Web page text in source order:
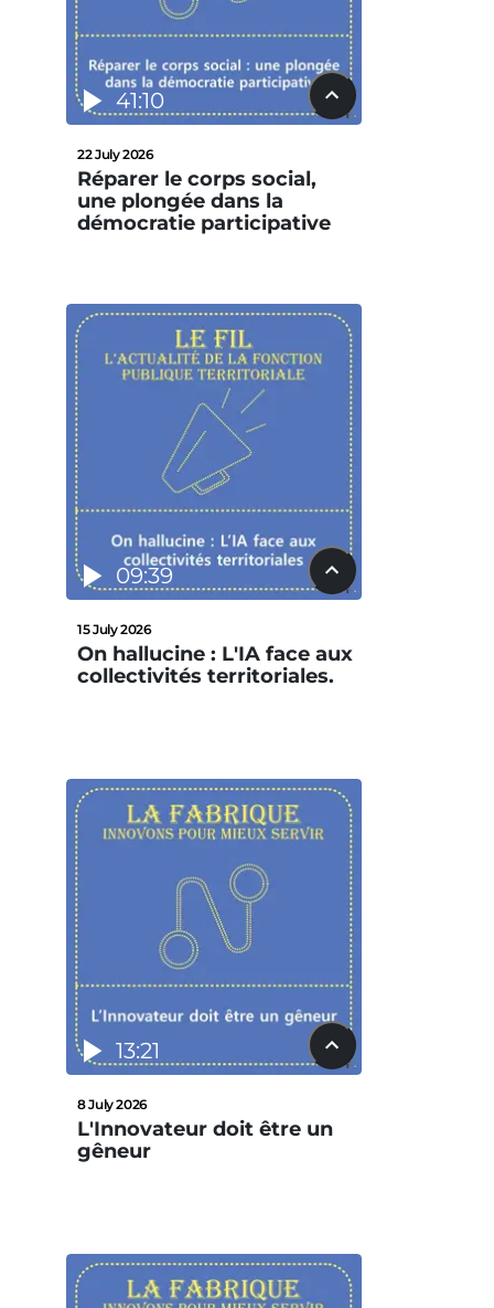
41:10
22 July 2026
Réparer le corps social,
une plongée dans la
démocratie participative
09:39
15 July 2026
On hallucine : L'IA face aux
collectivités territoriales.
13:21
8 July 2026
L'Innovateur doit être un
gêneur